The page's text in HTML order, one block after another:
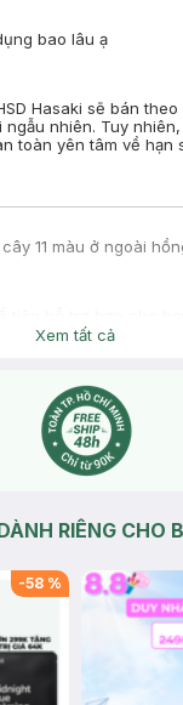
bao lâu ạ
Hasaki sẽ bán
nhiên. Tuy nhiên,
toàn yên tâm về hạn
11 màu ở ngoài
tôi" bạn nhé !
Xem tất cả
RIÊNG CHO
-58 %